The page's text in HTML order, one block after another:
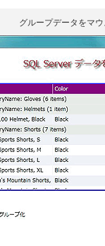
グループデータをマ